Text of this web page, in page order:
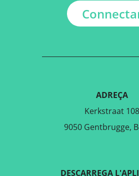
ADREÇA
Kerkstraat 108
9050 Gentbrugge,
DESCARREGA